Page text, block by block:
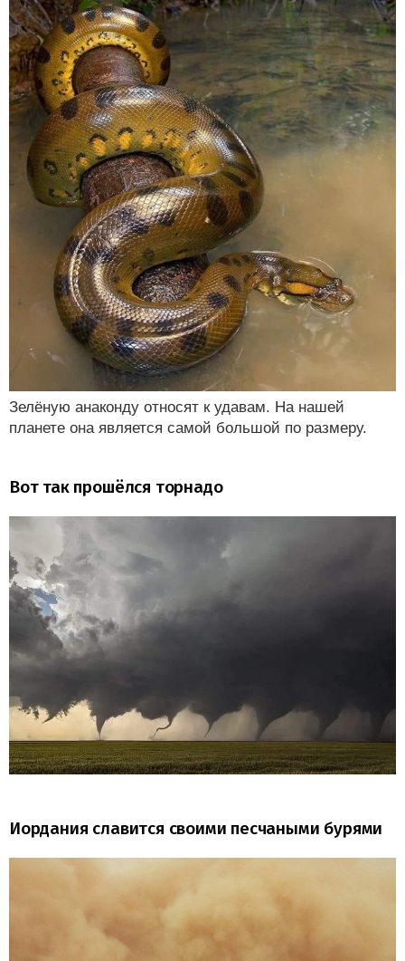
Зелёную анаконду относят к удавам. На нашей
планете она является самой большой по размеру.
Вот так прошёлся торнадо
Иордания славится своими песчаными бурями